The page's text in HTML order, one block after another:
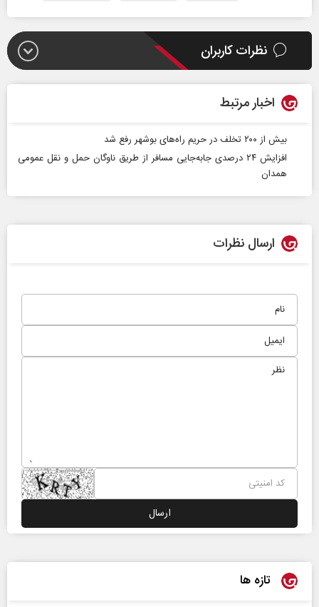
نظرات کاربران
اخبار مرتبط
بیش از ۲۰۰ تخلف در حریم راه‌های بوشهر رفع شد
افزایش ۲۴ درصدی جابه‌جایی مسافر از طریق ناوگان حمل و نقل عمومی
همدان
ارسال نظرات
تازه ها